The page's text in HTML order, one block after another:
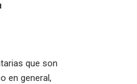
que son
en general,